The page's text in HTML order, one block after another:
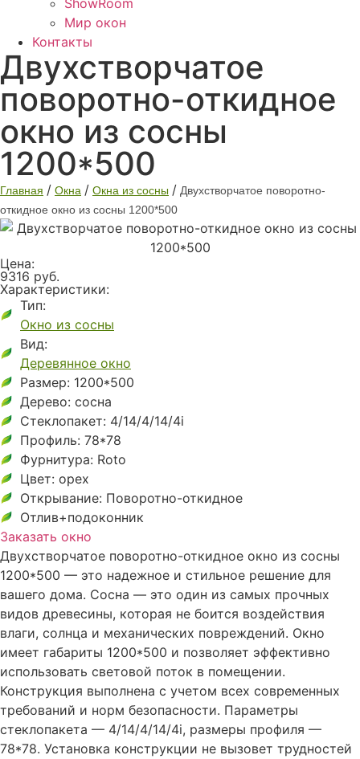
ShowRoom
Мир окон
Контакты
Двухстворчатое
поворотно-откидное
окно из сосны
1200*500
Главная / Окна / Окна из сосны / Двухстворчатое поворотно-
откидное окно из сосны 1200*500
Цена:
9316 руб.
Характеристики:
Тип:
Окно из сосны
Вид:
Деревянное окно
Размер: 1200*500
Дерево: сосна
Стеклопакет: 4/14/4/14/4i
Профиль: 78*78
Фурнитура: Roto
Цвет: орех
Открывание: Поворотно-откидное
Отлив+подоконник
Заказать окно
Двухстворчатое поворотно-откидное окно из сосны
1200*500 — это надежное и стильное решение для
вашего дома. Сосна — это один из самых прочных
видов древесины, которая не боится воздействия
влаги, солнца и механических повреждений. Окно
имеет габариты 1200*500 и позволяет эффективно
использовать световой поток в помещении.
Конструкция выполнена с учетом всех современных
требований и норм безопасности. Параметры
стеклопакета — 4/14/4/14/4i, размеры профиля —
78*78. Установка конструкции не вызовет трудностей